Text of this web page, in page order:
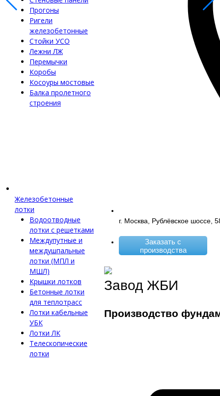
Прогоны
Ригели
железобетонные
Стойки УСО
Лежни ЛЖ
Перемычки
Коробы
Косоуры мостовые
Балка пролетного
строения
Железобетонные
лотки
Водоотводные
лотки с решетками
Междупутные и
междушпальные
лотки (МПЛ и
МШЛ)
Крышки лотков
Бетонные лотки
для теплотрасс
Лотки кабельные
УБК
Лотки ЛК
Телескопические
лотки
г. Москва, Рублёвское шоссе,
Заказать с
производства
Завод ЖБИ
Производство